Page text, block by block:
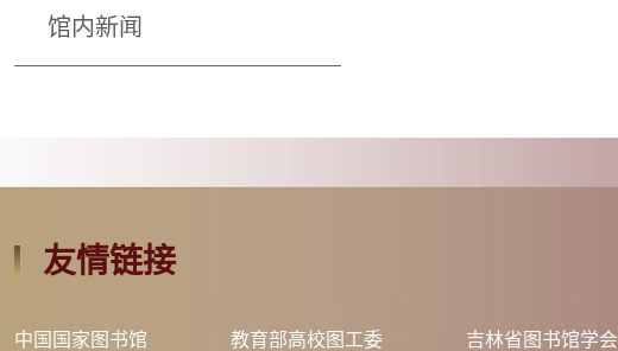
馆内新闻
友情链接
中国国家图书馆 教育部高校图工委 吉林省图书馆学会